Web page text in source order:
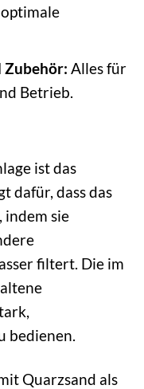
Zubehör: Alles für
Betrieb.
ist das
dafür, dass das
indem sie
filtert. Die im
bedienen.
Quarzsand als